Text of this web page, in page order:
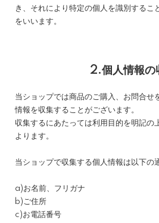
き、それにより特定の個人を識別するこ
をいいます。
2.個人情報の
当ショップでは商品のご購入、お問合せ
情報を収集することがございます。
収集するにあたっては利用目的を明記の
よります。
当ショップで収集する個人情報は以下の
a)お名前、フリガナ
b)ご住所
c)お電話番号